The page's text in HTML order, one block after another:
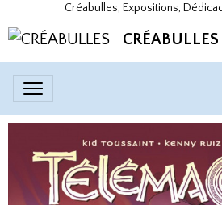
Créabulles, Expositions,
CRÉABULLES